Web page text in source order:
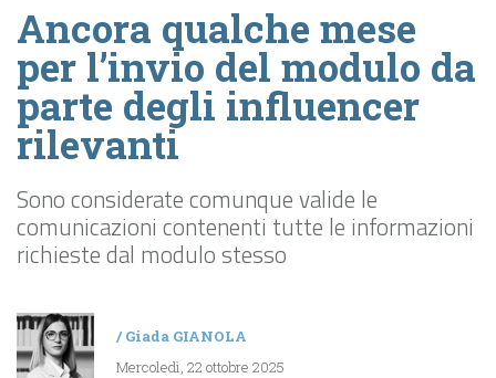
Ancora qualche mese
per l’invio del modulo da
parte degli influencer
rilevanti
Sono considerate comunque valide le
comunicazioni contenenti tutte le informazioni
richieste dal modulo stesso
/Giada GIANOLA
Mercoledì, 22 ottobre 2025